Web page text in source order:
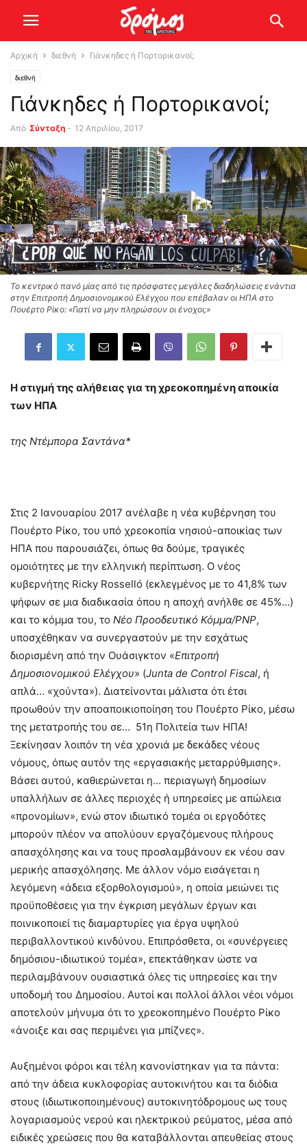
Αρχική διεθνή Γιάνκηδες ή Πορτορικανοί;
διεθνή
Γιάνκηδες ή Πορτορικανοί;
Από Σύνταξη - 12 Απριλίου, 2017
Το κεντρικό πανό μίας από τις πρόσφατες μεγάλες διαδηλώσεις ενάντια
στην Επιτροπή Δημοσιονομικού Ελέγχου που επέβαλαν οι ΗΠΑ στο
Πουέρτο Ρίκο: «Γιατί να μην πληρώσουν οι ένοχοι;»
Η στιγμή της αλήθειας για τη χρεοκοπημένη αποικία
των ΗΠΑ
της Ντέμπορα Σαντάνα*
Στις 2 Ιανουαρίου 2017 ανέλαβε η νέα κυβέρνηση του
Πουέρτο Ρίκο, του υπό χρεοκοπία νησιού-αποικίας των
ΗΠΑ που παρουσιάζει, όπως θα δούμε, τραγικές
ομοιότητες με την ελληνική περίπτωση. Ο νέος
κυβερνήτης Ricky Rosselló (εκλεγμένος με το 41,8% των
ψήφων σε μια διαδικασία όπου η αποχή ανήλθε σε 45%…)
και το κόμμα του, το Νέο Προοδευτικό Κόμμα/PNP,
υποσχέθηκαν να συνεργαστούν με την εσχάτως
διορισμένη από την Ουάσιγκτον «Επιτροπή
Δημοσιονομικού Ελέγχου» (Junta de Control Fiscal, ή
απλά… «χούντα»). Διατείνονται μάλιστα ότι έτσι
προωθούν την αποαποικιοποίηση του Πουέρτο Ρίκο, μέσω
της μετατροπής του σε… 51η Πολιτεία των ΗΠΑ!
Ξεκίνησαν λοιπόν τη νέα χρονιά με δεκάδες νέους
νόμους, όπως αυτόν της «εργασιακής μεταρρύθμισης».
Βάσει αυτού, καθιερώνεται η… περιαγωγή δημοσίων
υπαλλήλων σε άλλες περιοχές ή υπηρεσίες με απώλεια
«προνομίων», ενώ στον ιδιωτικό τομέα οι εργοδότες
μπορούν πλέον να απολύουν εργαζόμενους πλήρους
απασχόλησης και να τους προσλαμβάνουν εκ νέου σαν
μερικής απασχόλησης. Με άλλον νόμο εισάγεται η
λεγόμενη «άδεια εξορθολογισμού», η οποία μειώνει τις
προϋποθέσεις για την έγκριση μεγάλων έργων και
ποινικοποιεί τις διαμαρτυρίες για έργα υψηλού
περιβαλλοντικού κινδύνου. Επιπρόσθετα, οι «συνέργειες
δημόσιου-ιδιωτικού τομέα», επεκτάθηκαν ώστε να
περιλαμβάνουν ουσιαστικά όλες τις υπηρεσίες και την
υποδομή του Δημοσίου. Αυτοί και πολλοί άλλοι νέοι νόμοι
αποτελούν μήνυμα ότι το χρεοκοπημένο Πουέρτο Ρίκο
«άνοιξε και σας περιμένει για μπίζνες».
Αυξημένοι φόροι και τέλη κανονίστηκαν για τα πάντα:
από την άδεια κυκλοφορίας αυτοκινήτου και τα διόδια
στους (ιδιωτικοποιημένους) αυτοκινητόδρομους ως τους
λογαριασμούς νερού και ηλεκτρικού ρεύματος, μέσα από
ειδικές χρεώσεις που θα καταβάλλονται απευθείας στους